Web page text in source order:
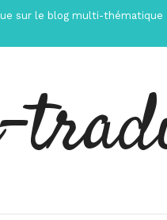
sur le blog multi-thématique